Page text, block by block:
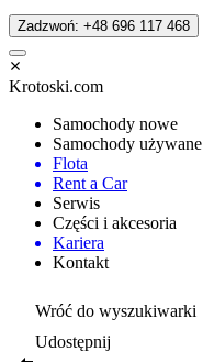
Zadzwoń: +48 696 117 468
Krotoski.com
Samochody nowe
Samochody używane
Flota
Rent a Car
Serwis
Części i akcesoria
Kariera
Kontakt
Wróć do wyszukiwarki
Udostępnij